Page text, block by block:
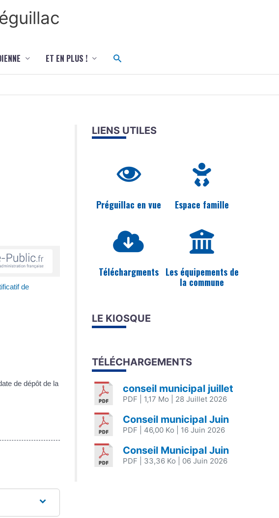
ET EN PLUS ! Rechercher
de
de dépôt de la
LIENS UTILES
Préguillac en vue Espace famille
Téléchargments Les équipements de
la commune
LE KIOSQUE
TÉLÉCHARGEMENTS
conseil municipal juillet
PDF | 1,17 Mo | 28 Juillet 2026
Conseil municipal Juin
PDF | 46,00 Ko | 16 Juin 2026
Conseil Municipal Juin
PDF | 33,36 Ko | 06 Juin 2026